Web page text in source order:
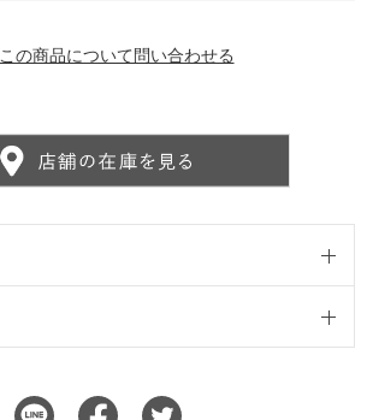
この商品について問い合わせる